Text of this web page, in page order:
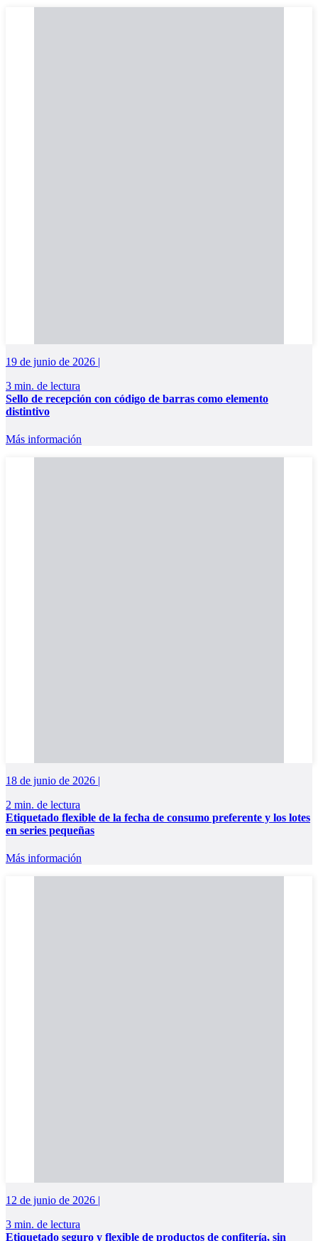
19 de junio de 2026 |
3 min. de lectura
Sello de recepción con código de barras como elemento
distintivo
Más información
18 de junio de 2026 |
2 min. de lectura
Etiquetado flexible de la fecha de consumo preferente y los lotes
en series pequeñas
Más información
12 de junio de 2026 |
3 min. de lectura
Etiquetado seguro y flexible de productos de confitería, sin